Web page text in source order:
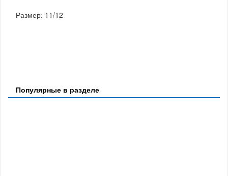
Размер: 11/12
Популярные в разделе